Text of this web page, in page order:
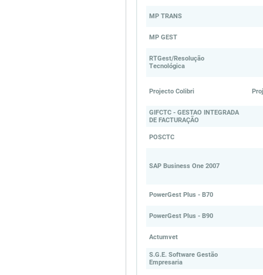
MP TRANS
MP GEST
RTGest/Resolução
Tecnológica
Projecto Colibri
GIFCTC - GESTAO INTEGRADA
DE FACTURAÇÃO
POSCTC
SAP Business One 2007
PowerGest Plus - B70
PowerGest Plus - B90
Actumvet
S.G.E. Software Gestão
Empresaria